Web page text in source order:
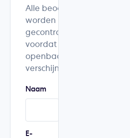
Alle beoordelingen
worden
gecontroleerd
voordat ze
openbaar
verschijnen.
Naam
E-